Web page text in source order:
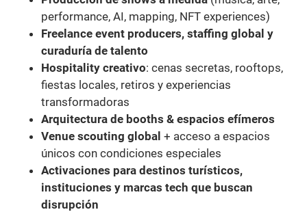
performance, AI, mapping, NFT experiences)
Freelance event producers, staffing global y
curaduría de talento
Hospitality creativo: cenas secretas, rooftops,
fiestas locales, retiros y experiencias
transformadoras
Arquitectura de booths & espacios efímeros
Venue scouting global + acceso a espacios
únicos con condiciones especiales
Activaciones para destinos turísticos,
instituciones y marcas tech que buscan
disrupción